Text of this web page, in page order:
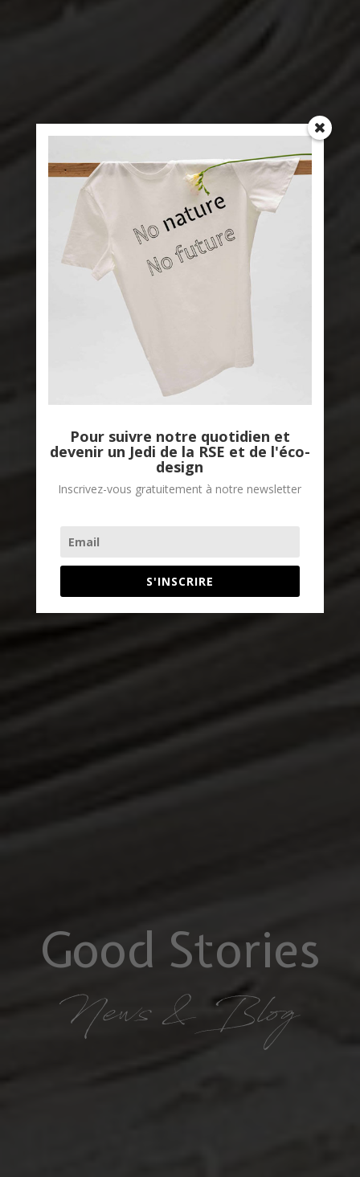
Good Stories
Pour suivre notre quotidien et
devenir un Jedi de la RSE et de l'éco-
design
Inscrivez-vous gratuitement à notre newsletter
S'INSCRIRE